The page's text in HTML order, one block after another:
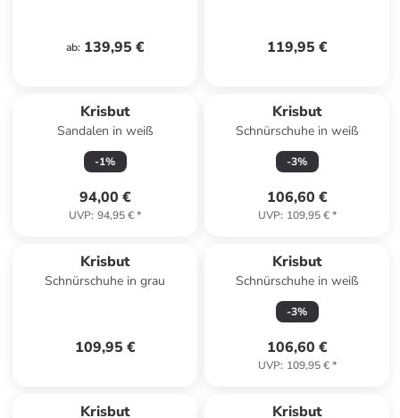
ab: 139,95 € 119,95 €
Krisbut
Sandalen in weiß
-1%
94,00 €
UVP: 94,95 €*
Krisbut
Schnürschuhe in weiß
-3%
106,60 €
UVP: 109,95 €*
Krisbut
Schnürschuhe in grau
109,95 €
Krisbut
Schnürschuhe in weiß
-3%
106,60 €
UVP: 109,95 €*
Krisbut Krisbut